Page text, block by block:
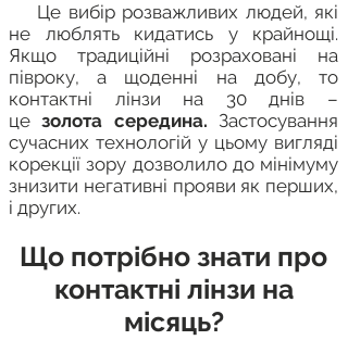
Це вибір розважливих людей, які
не люблять кидатись у крайнощі.
Якщо традиційні розраховані на
півроку, а щоденні на добу, то
контактні лінзи на 30 днів –
цезолота середина. Застосування
сучасних технологій у цьому вигляді
корекції зору дозволило до мінімуму
знизити негативні прояви як перших,
і других.
Що потрібно знати про
контактні лінзи на
місяць?